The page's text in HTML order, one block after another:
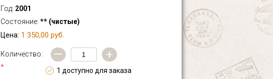
Год: 2001
Состояние: ** (чистые)
Цена: 1 350,00 руб.
Количество:
*
— +
1 доступно для заказа